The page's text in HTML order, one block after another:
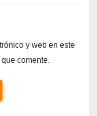
y web en este
comente.